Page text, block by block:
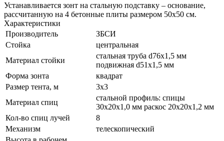
Устанавливается зонт на стальную подставку – основание,
рассчитанную на 4 бетонные плиты размером 50х50 см.
Характеристики
Производитель
ЗБСИ
Стойка
центральная
Материал стойки
стальная труба d76х1,5 мм
подвижная d51х1,5 мм
Форма зонта
квадрат
Размер тента, м
3х3
Материал спиц
стальной профиль: спицы
30х20х1,0 мм раскос 20х20х1,2 мм
Кол-во спиц лучей
8
Механизм
телескопический